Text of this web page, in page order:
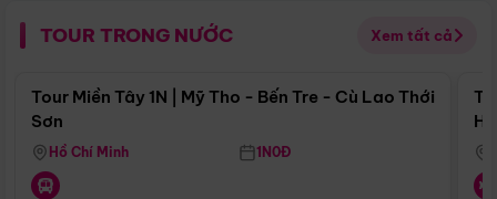
TOUR TRONG NƯỚC Xem tất cả
Điểm nổi bật
Tour Miền Tây 1N | Mỹ Tho - Bến Tre - Cù Lao Thới
Sơn
Hồ Chí Minh 1N0Đ